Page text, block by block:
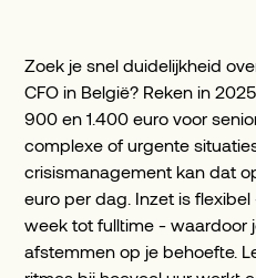
Zoek je snel duidelijkheid
CFO in België? Reken in
900 en 1.400 euro voor
complexe of urgente
crisismanagement kan dat
euro per dag. Inzet is
week tot fulltime - waardoor
afstemmen op je behoefte.